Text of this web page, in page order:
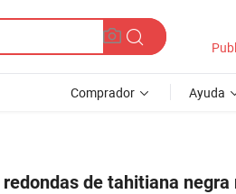
Comprador Ayuda
de tahitiana